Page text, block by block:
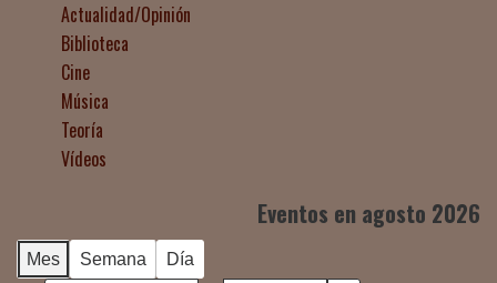
Actualidad/Opinión
Biblioteca
Cine
Música
Teoría
Vídeos
Eventos en agosto 2026
Mes Semana Día